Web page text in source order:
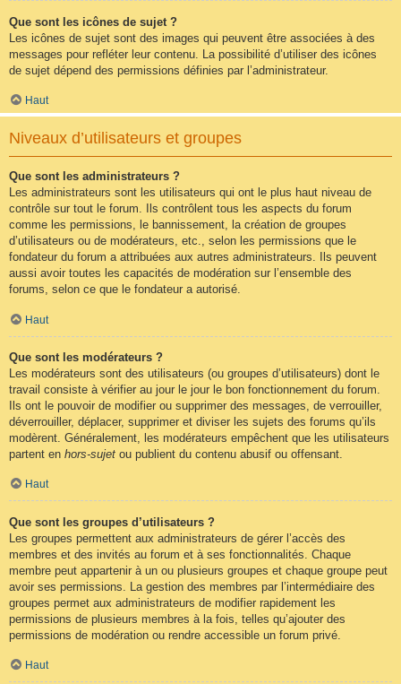
Que sont les icônes de sujet ?
Les icônes de sujet sont des images qui peuvent être associées à des
messages pour refléter leur contenu. La possibilité d’utiliser des icônes
de sujet dépend des permissions définies par l’administrateur.
Haut
Niveaux d’utilisateurs et groupes
Que sont les administrateurs ?
Les administrateurs sont les utilisateurs qui ont le plus haut niveau de
contrôle sur tout le forum. Ils contrôlent tous les aspects du forum
comme les permissions, le bannissement, la création de groupes
d’utilisateurs ou de modérateurs, etc., selon les permissions que le
fondateur du forum a attribuées aux autres administrateurs. Ils peuvent
aussi avoir toutes les capacités de modération sur l’ensemble des
forums, selon ce que le fondateur a autorisé.
Haut
Que sont les modérateurs ?
Les modérateurs sont des utilisateurs (ou groupes d’utilisateurs) dont le
travail consiste à vérifier au jour le jour le bon fonctionnement du forum.
Ils ont le pouvoir de modifier ou supprimer des messages, de verrouiller,
déverrouiller, déplacer, supprimer et diviser les sujets des forums qu’ils
modèrent. Généralement, les modérateurs empêchent que les utilisateurs
partent en hors-sujet ou publient du contenu abusif ou offensant.
Haut
Que sont les groupes d’utilisateurs ?
Les groupes permettent aux administrateurs de gérer l’accès des
membres et des invités au forum et à ses fonctionnalités. Chaque
membre peut appartenir à un ou plusieurs groupes et chaque groupe peut
avoir ses permissions. La gestion des membres par l’intermédiaire des
groupes permet aux administrateurs de modifier rapidement les
permissions de plusieurs membres à la fois, telles qu’ajouter des
permissions de modération ou rendre accessible un forum privé.
Haut